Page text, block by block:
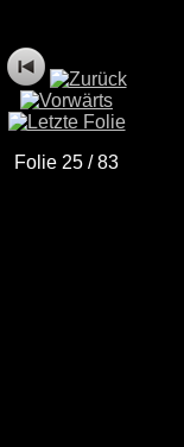
Folie 25 / 83